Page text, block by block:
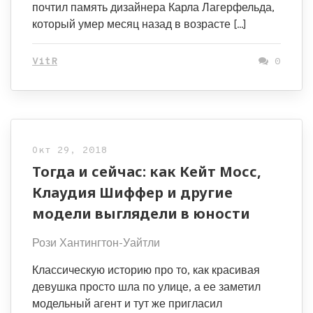
почтил память дизайнера Карла Лагерфельда,
который умер месяц назад в возрасте […]
VitR 0
Окт 29, 2018
Тогда и сейчас: как Кейт Мосс,
Клаудия Шиффер и другие
модели выглядели в юности
Рози Хантингтон-Уайтли
Классическую историю про то, как красивая
девушка просто шла по улице, а ее заметил
модельный агент и тут же пригласил